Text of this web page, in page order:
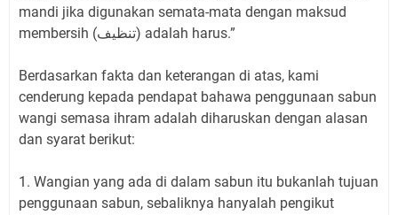
mandi jika digunakan semata-mata dengan maksud
membersih (تنظيف) adalah harus.”
Berdasarkan fakta dan keterangan di atas, kami
cenderung kepada pendapat bahawa penggunaan sabun
wangi semasa ihram adalah diharuskan dengan alasan
dan syarat berikut:
1. Wangian yang ada di dalam sabun itu bukanlah tujuan
penggunaan sabun, sebaliknya hanyalah pengikut